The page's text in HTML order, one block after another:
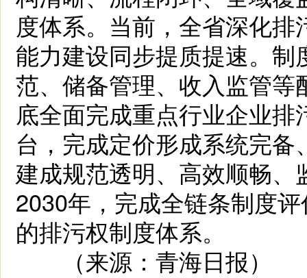
度体系。当前，全省深化
能力建设同步提质提速。
范、储备管理、收入监管
底全面完成重点行业企业
台，完成定价形成系统完
建成规范透明、高效顺畅
2030年，完成全链条制度
的排污权制度体系。
（来源：青海日报）